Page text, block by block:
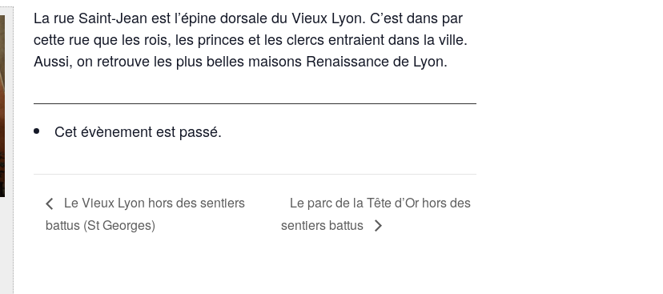
La rue Saint-Jean est l’épine dorsale du Vieux Lyon. C’est dans par
cette rue que les rois, les princes et les clercs entraient dans la ville.
Aussi, on retrouve les plus belles maisons Renaissance de Lyon.
Cet évènement est passé.
Le Vieux Lyon hors des sentiers
battus (St Georges)
Le parc de la Tête d’Or hors des
sentiers battus